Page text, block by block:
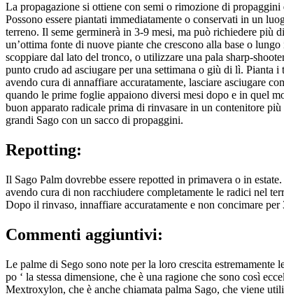
La propagazione si ottiene con semi o rimozione di
Possono essere piantati immediatamente o conservati in un
terreno. Il seme germinerà in 3-9 mesi, ma può richiedere più
un’ottima fonte di nuove piante che crescono alla base o
scoppiare dal lato del tronco, o utilizzare una pala sharp-
punto crudo ad asciugare per una settimana o giù di lì. Pianta
avendo cura di annaffiare accuratamente, lasciare asciugare
quando le prime foglie appaiono diversi mesi dopo e in quel
buon apparato radicale prima di rinvasare in un contenitore
grandi Sago con un sacco di propaggini.
Repotting:
Il Sago Palm dovrebbe essere repotted in primavera o in
avendo cura di non racchiudere completamente le radici nel
Dopo il rinvaso, innaffiare accuratamente e non concimare per
Commenti aggiuntivi:
Le palme di Sego sono note per la loro crescita
po ‘ la stessa dimensione, che è una ragione che sono così
Mextroxylon, che è anche chiamata palma Sago, che viene